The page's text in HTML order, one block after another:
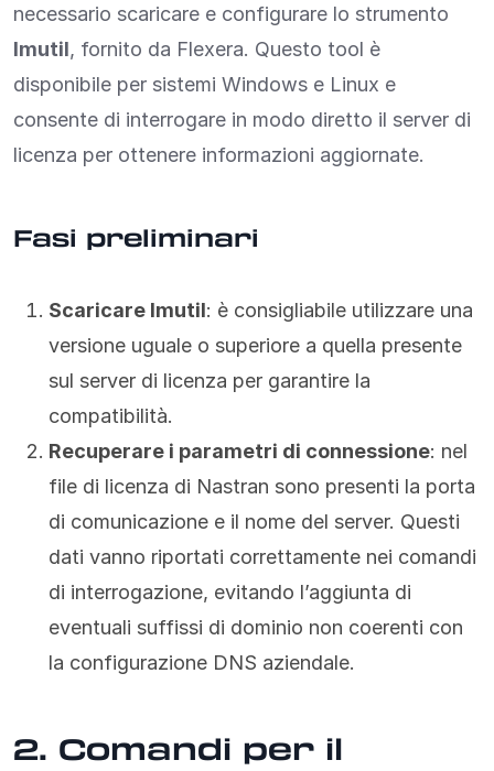
necessario scaricare e configurare lo strumento
lmutil, fornito da Flexera. Questo tool è
disponibile per sistemi Windows e Linux e
consente di interrogare in modo diretto il server di
licenza per ottenere informazioni aggiornate.
Fasi preliminari
Scaricare lmutil: è consigliabile utilizzare una
versione uguale o superiore a quella presente
sul server di licenza per garantire la
compatibilità.
Recuperare i parametri di connessione: nel
file di licenza di Nastran sono presenti la porta
di comunicazione e il nome del server. Questi
dati vanno riportati correttamente nei comandi
di interrogazione, evitando l’aggiunta di
eventuali suffissi di dominio non coerenti con
la configurazione DNS aziendale.
2. Comandi per il